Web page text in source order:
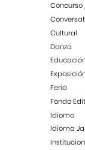
Concurso
Cultural
Danza
Feria
Fondo
Idioma
Idioma